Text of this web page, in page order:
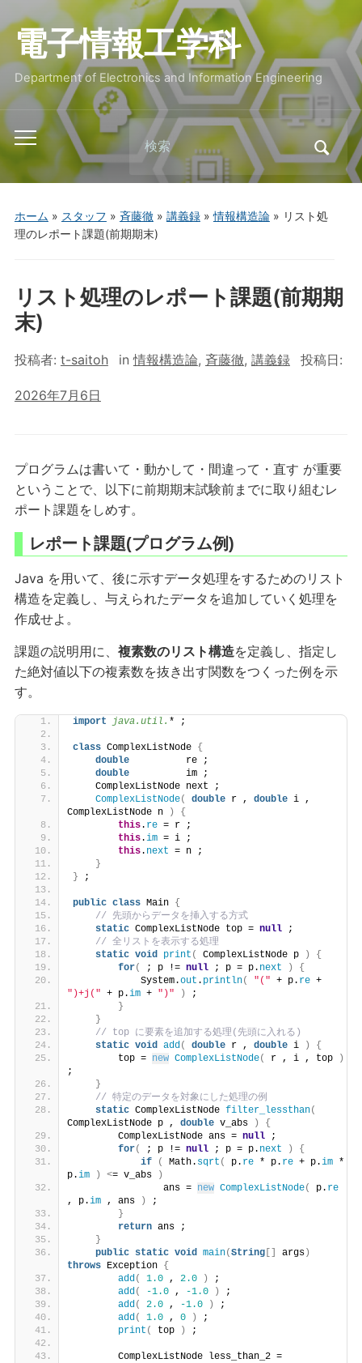
電子情報工学科
Department of Electronics and Information Engineering
Toggle
mobile
menu
Search
for:
ホーム » スタッフ » 斉藤徹» 講義録»情報構造論» リスト処
理のレポート課題(前期期末)
リスト処理のレポート課題(前期期
末)
投稿者: t-saitoh in情報構造論, 斉藤徹, 講義録 投稿日:
2026年7月6日
プログラムは書いて・動かして・間違って・直す が重要
ということで、以下に前期期末試験前までに取り組むレ
ポート課題をしめす。
レポート課題(プログラム例)
Java を用いて、後に示すデータ処理をするためのリスト
構造を定義し、与えられたデータを追加していく処理を
作成せよ。
課題の説明用に、 複素数のリスト構造を定義し、指定し
た絶対値以下の複素数を抜き出す関数をつくった例を示
す。
import java.util. * ;
class ComplexListNode {
double
          re ;
double
          im ;
    ComplexListNode next ;
ComplexListNode( double r , double i ,
ComplexListNode n
)
{
this. re = r ;
this.im = i ;
this. next = n ;
}
} ;
public class Main {
// 先頭からデータを挿入する方式
static ComplexListNode top = null ;
// 全リストを表示する処理
static void print ( ComplexListNode p )
{
for( ; p != null ; p = p. next )
{
            System.
out . println( "(" + p. re
+
")+j(" + p.im + ")" )
;
}
}
// top に要素を追加する処理(先頭に入れる)
static void add( double r , double i )
{
        top =
new ComplexListNode( r , i , top
)
;
}
// 特定のデータを対象にした処理の例
static ComplexListNode filter_lessthan(
ComplexListNode p , double v_abs )
{
        ComplexListNode ans =
null ;
for( ; p != null ; p = p. next )
{
if
( Math. sqrt ( p. re * p. re + p.im *
p.im ) <= v_abs
)
                ans =
new ComplexListNode( p. re
, p.im , ans )
;
}
return ans ;
}
public static void main(String[] args)
throws Exception {
add( 1.0 , 2.0 )
;
add( -1.0 , -1.0 )
;
add( 2.0 , -1.0 )
;
add( 1.0 , 0 )
;
print ( top ) ;
        ComplexListNode less_than_2 =